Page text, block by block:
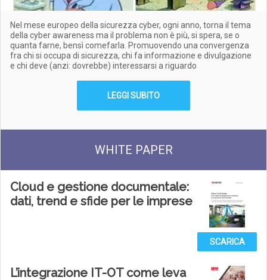
Nel mese europeo della sicurezza cyber, ogni anno, torna il tema
della cyber awareness ma il problema non è più, si spera, se o
quanta farne, bensì comefarla. Promuovendo una convergenza
fra chi si occupa di sicurezza, chi fa informazione e divulgazione
e chi deve (anzi: dovrebbe) interessarsi a riguardo
LEGGI SUBITO
WHITE PAPER
Cloud e gestione documentale:
dati, trend e sfide per le imprese
SCARICA
L’integrazione IT-OT come leva